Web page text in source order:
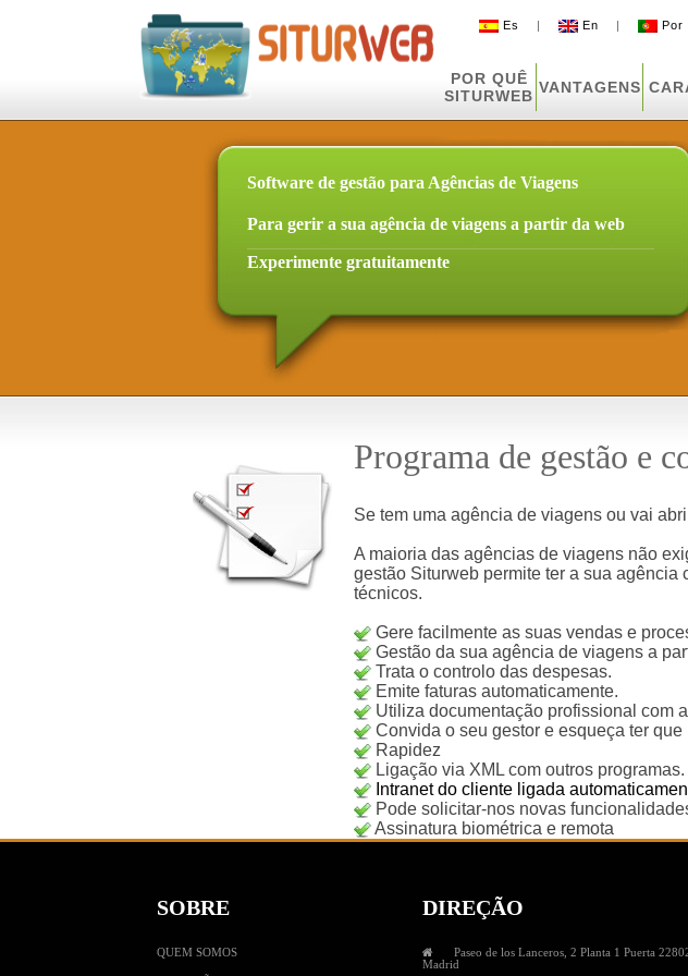
Es | En | Por
POR QUÊ
SITURWEB VANTAGENS
Software de gestão para Agências de Viagens
Para gerir a sua agência de viagens a partir da web
Experimente gratuitamente
Programa de gestão e
Se tem uma agência de viagens ou vai
A maioria das agências de viagens não
gestão Siturweb permite ter a sua
técnicos.
Gere facilmente as suas vendas e
Gestão da sua agência de viagens a
Trata o controlo das despesas.
Emite faturas automaticamente.
Utiliza documentação profissional com
Convida o seu gestor e esqueça ter
Rapidez
Ligação via XML com outros programas.
Intranet do cliente ligada
Pode solicitar-nos novas
Assinatura biométrica e remota
SOBRE
QUEM SOMOS
DIREÇÃO
Paseo de los Lanceros, 2 Planta 1 Puerta
Madrid